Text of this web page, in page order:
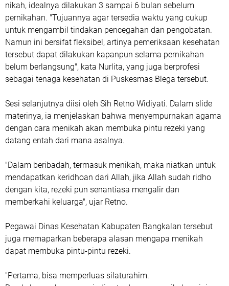
nikah, idealnya dilakukan 3 sampai 6 bulan sebelum
pernikahan. "Tujuannya agar tersedia waktu yang cukup
untuk mengambil tindakan pencegahan dan pengobatan.
Namun ini bersifat fleksibel, artinya pemeriksaan kesehatan
tersebut dapat dilakukan kapanpun selama pernikahan
belum berlangsung", kata Nurlita, yang juga berprofesi
sebagai tenaga kesehatan di Puskesmas Blega tersebut.
Sesi selanjutnya diisi oleh Sih Retno Widiyati. Dalam slide
materinya, ia menjelaskan bahwa menyempurnakan agama
dengan cara menikah akan membuka pintu rezeki yang
datang entah dari mana asalnya.
"Dalam beribadah, termasuk menikah, maka niatkan untuk
mendapatkan keridhoan dari Allah, jika Allah sudah ridho
dengan kita, rezeki pun senantiasa mengalir dan
memberkahi keluarga", ujar Retno.
Pegawai Dinas Kesehatan Kabupaten Bangkalan tersebut
juga memaparkan beberapa alasan mengapa menikah
dapat membuka pintu-pintu rezeki.
"Pertama, bisa memperluas silaturahim.